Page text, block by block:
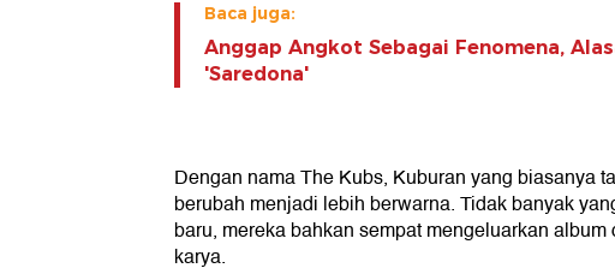
Baca juga:
Anggap Angkot Sebagai Fenomena,
'Saredona'
Dengan nama The Kubs, Kuburan yang biasanya
berubah menjadi lebih berwarna. Tidak banyak
baru, mereka bahkan sempat mengeluarkan
karya.